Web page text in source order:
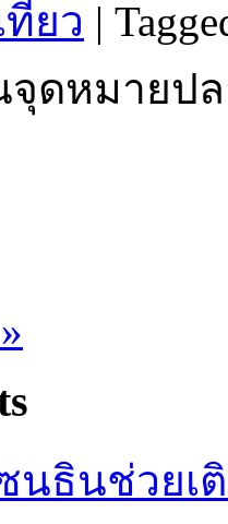
ที่ยว |
จุดหมายป
นธินช่วยเ